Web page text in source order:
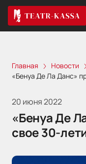
Главная
Новости
«Бенуа Де Ла Данс»
20 июня 2022
«Бенуа Де
свое 30-